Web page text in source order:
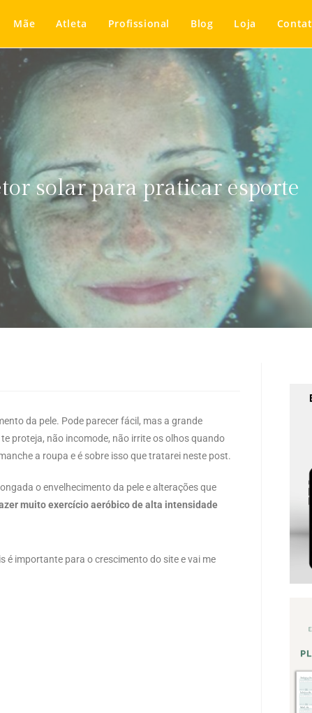
Mãe Atleta Profissional Blog Loja
solar para praticar esporte
da pele. Pode parecer fácil, mas a grande
proteja, não incomode, não irrite os olhos quando
a roupa e é sobre isso que tratarei neste post.
o envelhecimento da pele e alterações que
muito exercício aeróbico de alta intensidade
é importante para o crescimento do site e vai me